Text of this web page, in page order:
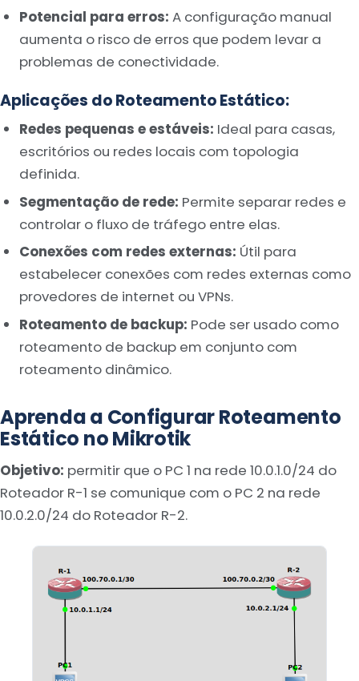
Potencial para erros: A configuração manual
aumenta o risco de erros que podem levar a
problemas de conectividade.
Aplicações do Roteamento Estático:
Redes pequenas e estáveis: Ideal para casas,
escritórios ou redes locais com topologia
definida.
Segmentação de rede: Permite separar redes e
controlar o fluxo de tráfego entre elas.
Conexões com redes externas: Útil para
estabelecer conexões com redes externas como
provedores de internet ou VPNs.
Roteamento de backup: Pode ser usado como
roteamento de backup em conjunto com
roteamento dinâmico.
Aprenda a Configurar Roteamento
Estático no Mikrotik
Objetivo: permitir que o PC 1 na rede 10.0.1.0/24 do
Roteador R-1 se comunique com o PC 2 na rede
10.0.2.0/24 do Roteador R-2.